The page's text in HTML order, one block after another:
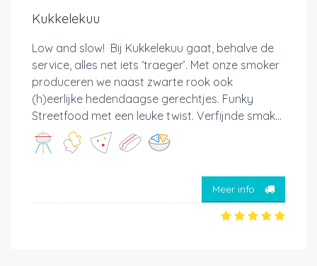
Kukkelekuu
Low and slow! Bij Kukkelekuu gaat, behalve de
service, alles net iets ‘traeger’. Met onze smoker
produceren we naast zwarte rook ook
(h)eerlijke hedendaagse gerechtjes. Funky
Streetfood met een leuke twist. Verfijnde smak...
Meer info